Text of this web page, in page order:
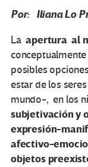
Por: Iliana Lo
Laapertura al
conceptualmente
posibles
estar de los
mundo-, en los
subjetivación y
expresión-
afectivo-
objetos